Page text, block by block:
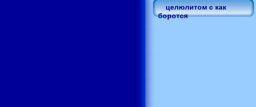
целюлитом с как
боротся